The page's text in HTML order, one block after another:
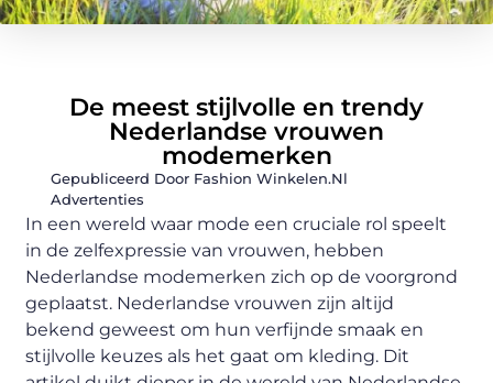
De meest stijlvolle en trendy
Nederlandse vrouwen
modemerken
Gepubliceerd Door Fashion Winkelen.nl
Advertenties
In een wereld waar mode een cruciale rol speelt
in de zelfexpressie van vrouwen, hebben
Nederlandse modemerken zich op de voorgrond
geplaatst. Nederlandse vrouwen zijn altijd
bekend geweest om hun verfijnde smaak en
stijlvolle keuzes als het gaat om kleding. Dit